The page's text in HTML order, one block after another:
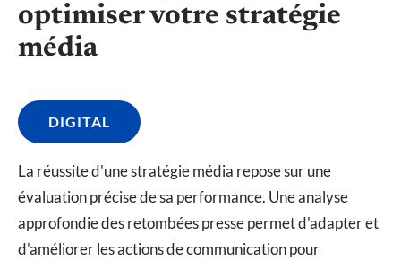
optimiser votre stratégie
média
DIGITAL
La réussite d'une stratégie média repose sur une
évaluation précise de sa performance. Une analyse
approfondie des retombées presse permet d'adapter et
d'améliorer les actions de communication pour